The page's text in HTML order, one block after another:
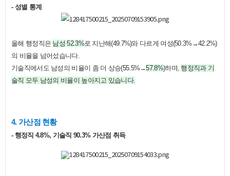
- 성별 통계
올해 행정직은 남성 52.3%로 지난해(49.7%)와 다르게 여성(50.3%→42.2%)
의 비율을 넘어섰습니다.
기술직에서도 남성의 비율이 좀 더 상승(55.5%→57.8%)하며,행정직과 기
술직 모두 남성의 비율이 높아지고 있습니다.
​4. 가산점 현황
- 행정직 4.8%, 기술직 90.3% 가산점 취득